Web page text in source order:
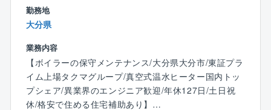
故障を未然に防ぐため、定期的な検査や予防保全計
画を策定,実施します。
方法、計画を作成し、実行管理します。
＜やりがい＞
計装技術者の仕事は、化学プラントの安全で効率的な
運用を支える重要な役割を担っています。以下は、こ
勤務地
大分県
業務内容
【ボイラーの保守メンテナンス/大分県大分市/東証プラ
イム上場タクマグループ/真空式温水ヒーター国内トッ
プシェア/異業界のエンジニア歓迎/年休127日/土日祝
休/格安で住める住宅補助あり】